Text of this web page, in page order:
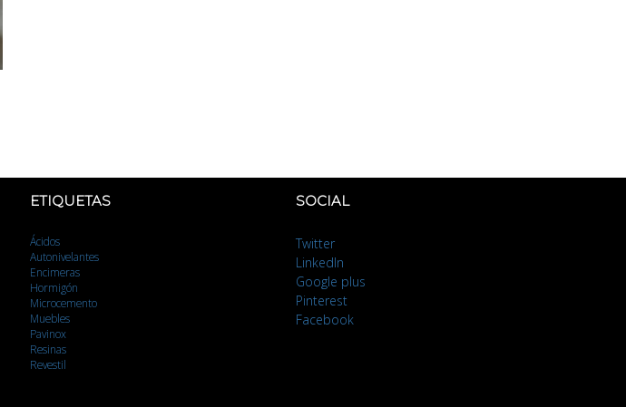
ETIQUETAS
Ácidos
Autonivelantes
Encimeras
Hormigón
Microcemento
Muebles
Pavinox
Resinas
Revestil
SOCIAL
Twitter
LinkedIn
Google plus
Pinterest
Facebook